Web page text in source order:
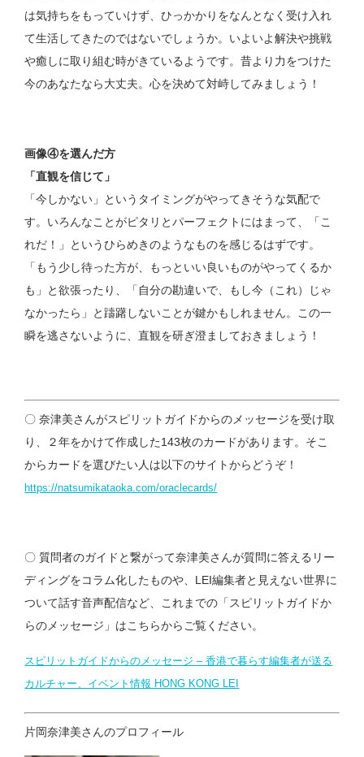
は気持ちをもっていけず、ひっかかりをなんとなく受け入れ
て生活してきたのではないでしょうか。いよいよ解決や挑戦
や癒しに取り組む時がきているようです。昔より力をつけた
今のあなたなら大丈夫。心を決めて対峙してみましょう！
画像④を選んだ方
「直観を信じて」
「今しかない」というタイミングがやってきそうな気配で
す。いろんなことがピタリとパーフェクトにはまって、「こ
れだ！」というひらめきのようなものを感じるはずです。
「もう少し待った方が、もっといい良いものがやってくるか
も」と欲張ったり、「自分の勘違いで、もし今（これ）じゃ
なかったら」と躊躇しないことが鍵かもしれません。この一
瞬を逃さないように、直観を研ぎ澄ましておきましょう！
〇 奈津美さんがスピリットガイドからのメッセージを受け取
り、２年をかけて作成した143枚のカードがあります。そこ
からカードを選びたい人は以下のサイトからどうぞ！
https://natsumikataoka.com/oraclecards/
〇 質問者のガイドと繋がって奈津美さんが質問に答えるリー
ディングをコラム化したものや、LEI編集者と見えない世界に
ついて話す音声配信など、これまでの 「スピリットガイドか
らのメッセージ」はこちらからご覧ください。
スピリットガイドからのメッセージ – 香港で暮らす編集者が送る
カルチャー、イベント情報 HONG KONG LEI
片岡奈津美さんのプロフィール